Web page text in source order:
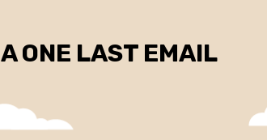
A ONE LAST EMAIL